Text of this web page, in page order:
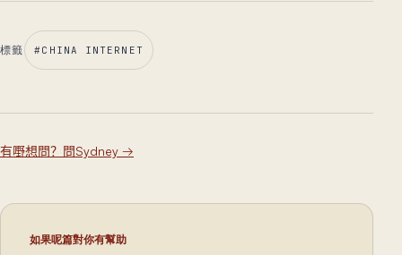
標籤 #CHINA INTERNET
有嘢想問？問Sydney →
如果呢篇對你有幫助